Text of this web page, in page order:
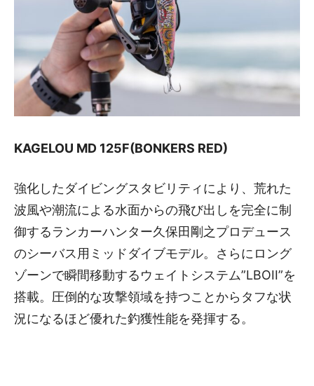
KAGELOU MD 125F(BONKERS RED)
強化したダイビングスタビリティにより、荒れた
波風や潮流による水面からの飛び出しを完全に制
御するランカーハンター久保田剛之プロデュース
のシーバス用ミッドダイブモデル。さらにロング
ゾーンで瞬間移動するウェイトシステム”LBOII”を
搭載。圧倒的な攻撃領域を持つことからタフな状
況になるほど優れた釣獲性能を発揮する。